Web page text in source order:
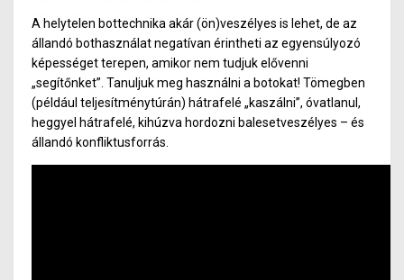
A helytelen bottechnika akár (ön)veszélyes is lehet, de az
állandó bothasználat negatívan érintheti az egyensúlyozó
képességet terepen, amikor nem tudjuk elővenni
„segítőnket”. Tanuljuk meg használni a botokat! Tömegben
(például teljesítménytúrán) hátrafelé „kaszálni”, óvatlanul,
heggyel hátrafelé, kihúzva hordozni balesetveszélyes – és
állandó konfliktusforrás.